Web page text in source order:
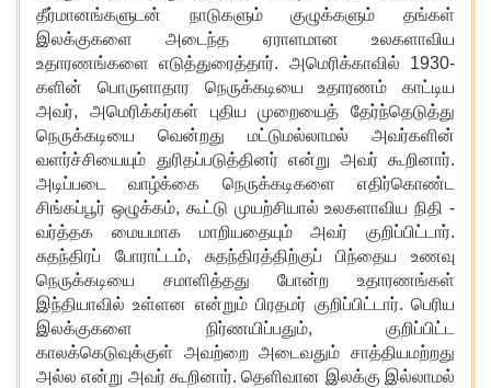
தீர்மானங்களுடன் நாடுகளும் குழுக்களும் தங்கள்
இலக்குகளை அடைந்த ஏராளமான உலகளாவிய
உதாரணங்களை எடுத்துரைத்தார். அமெரிக்காவில் 1930-
களின் பொருளாதார நெருக்கடியை உதாரணம் காட்டிய
அவர், அமெரிக்கர்கள் புதிய முறையைத் தேர்ந்தெடுத்து
நெருக்கடியை வென்றது மட்டுமல்லாமல் அவர்களின்
வளர்ச்சியையும் துரிதப்படுத்தினர் என்று அவர் கூறினார்.
அடிப்படை வாழ்க்கை நெருக்கடிகளை எதிர்கொண்ட
சிங்கப்பூர் ஒழுக்கம், கூட்டு முயற்சியால் உலகளாவிய நிதி -
வர்த்தக மையமாக மாறியதையும் அவர் குறிப்பிட்டார்.
சுதந்திரப் போராட்டம், சுதந்திரத்திற்குப் பிந்தைய உணவு
நெருக்கடியை சமாளித்தது போன்ற உதாரணங்கள்
இந்தியாவில் உள்ளன என்றும் பிரதமர் குறிப்பிட்டார். பெரிய
இலக்குகளை நிர்ணயிப்பதும், குறிப்பிட்ட
காலக்கெடுவுக்குள் அவற்றை அடைவதும் சாத்தியமற்றது
அல்ல என்று அவர் கூறினார். தெளிவான இலக்கு இல்லாமல்